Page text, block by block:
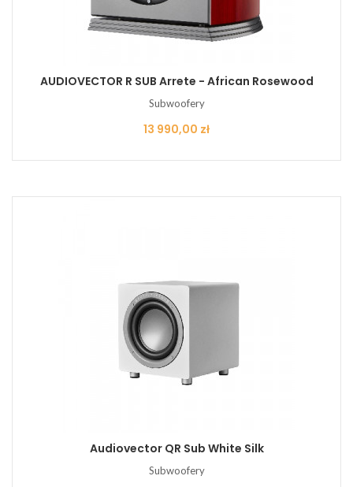
AUDIOVECTOR R SUB Arrete - African Rosewood
Subwoofery
Cena
13 990,00 zł
Audiovector QR Sub White Silk
Subwoofery